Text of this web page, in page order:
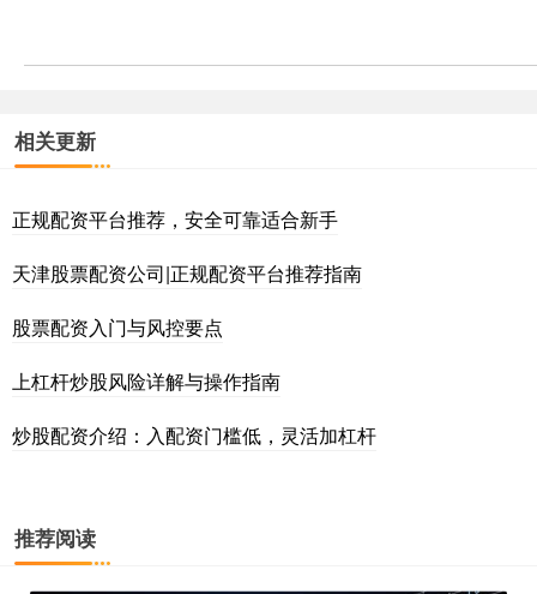
相关更新
正规配资平台推荐，安全可靠适合新手
天津股票配资公司|正规配资平台推荐指南
股票配资入门与风控要点
上杠杆炒股风险详解与操作指南
炒股配资介绍：入配资门槛低，灵活加杠杆
推荐阅读